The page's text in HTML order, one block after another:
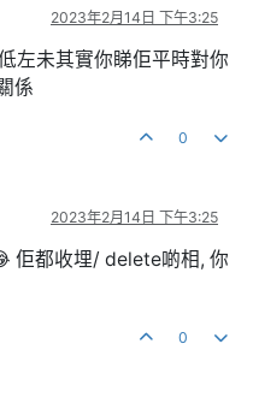
2023年2月14日 下午3:25
左未其實你睇佢平時對你
係
0
2023年2月14日 下午3:25
佢都收埋/ delete啲相, 你
0